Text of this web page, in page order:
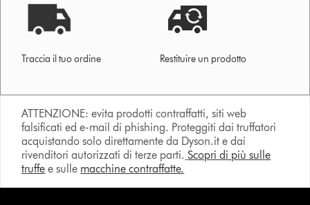
Traccia il tuo ordine Restituire un prodotto
ATTENZIONE: evita prodotti contraffatti, siti web
falsificati ed e-mail di phishing. Proteggiti dai truffatori
acquistando solo direttamente da Dyson.it e dai
rivenditori autorizzati di terze parti. Scopri di più sulle
truffe e sulle macchine contraffatte.